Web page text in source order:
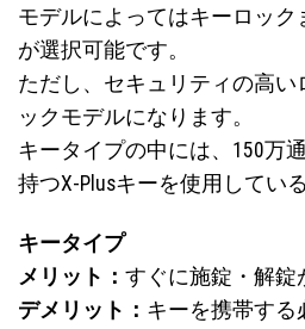
モデルによってはキーロック
が選択可能です。
ただし、セキュリティの高い
ックモデルになります。
キータイプの中には、150万
持つX-Plusキーを使用してい
キータイプ
メリット： すぐに施錠・解錠
デメリット： キーを携帯する